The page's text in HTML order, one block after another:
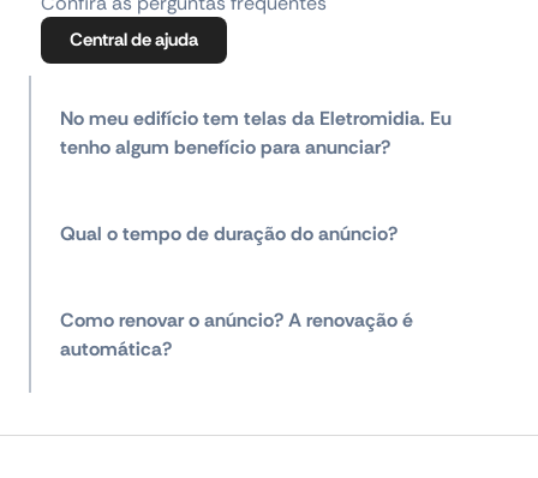
Central de ajuda
No meu edifício tem telas da Eletromidia. Eu
tenho algum benefício para anunciar?
Qual o tempo de duração do anúncio?
Como renovar o anúncio? A renovação é
automática?